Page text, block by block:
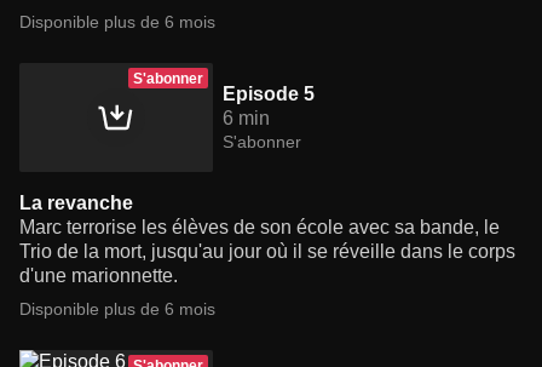
Disponible plus de 6 mois
S'abonner
Episode 5
6 min
S'abonner
La revanche
Marc terrorise les élèves de son école avec sa bande, le
Trio de la mort, jusqu'au jour où il se réveille dans le corps
d'une marionnette.
Disponible plus de 6 mois